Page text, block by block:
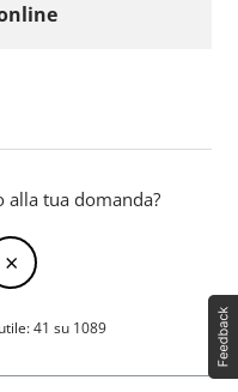
alla tua domanda?
41 su 1089